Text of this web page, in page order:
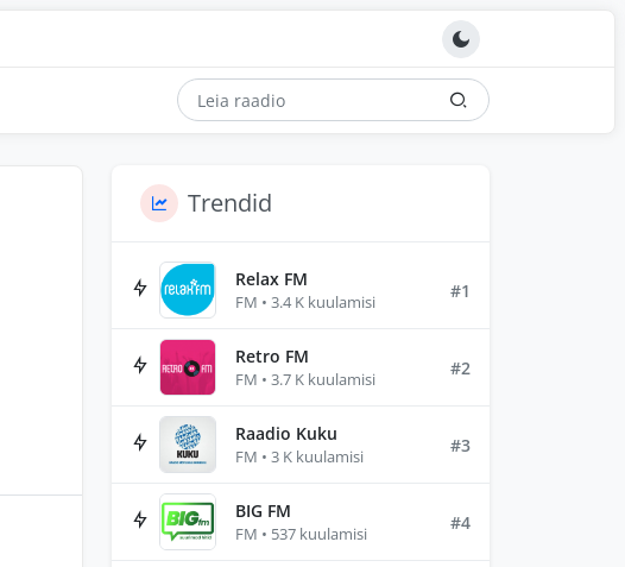
Trendid
Relax FM
FM • 3.4 K kuulamisi
#1
Retro FM
FM • 3.7 K kuulamisi
#2
Raadio Kuku
FM • 3 K kuulamisi
#3
BIG FM
FM • 537 kuulamisi
#4